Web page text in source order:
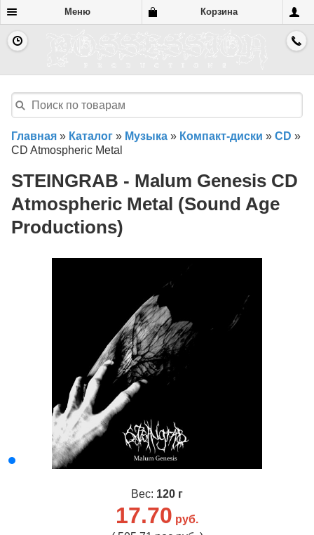
Меню Корзина
Главная » Каталог » Музыка » Компакт-диски » CD »
CD Atmospheric Metal
STEINGRAB - Malum Genesis CD
Atmospheric Metal (Sound Age
Productions)
Вес: 120 г
17.70 руб.